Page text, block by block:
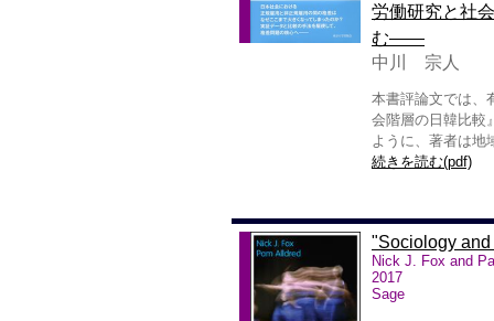
労働研究と社
む――
中川 宗人
本書評論文では、
会階層の日韓比較
ように、著者は
続きを読む(pdf)
"Sociology and
Nick J. Fox and
2017
Sage